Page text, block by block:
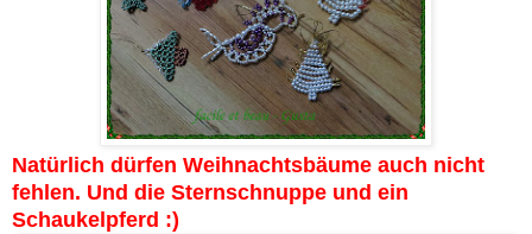
Natürlich dürfen Weihnachtsbäume auch nicht
fehlen. Und die Sternschnuppe und ein
Schaukelpferd :)